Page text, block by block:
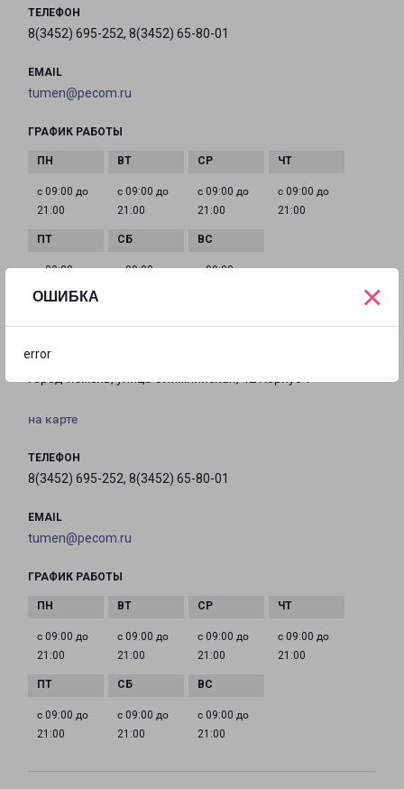
ОШИБКА
error
×
ТЕЛЕФОН
8(3452) 695-252, 8(3452) 65-80-01
EMAIL
tumen@pecom.ru
ГРАФИК РАБОТЫ
с 09:00 до
21:00
с 09:00 до
21:00
с 09:00 до
21:00
с 09:00 до
21:00
с 09:00 до
21:00
с 09:00 до
с 09:00 до
ТЮМЕНЬ ОЛИМПИЙСКАЯ 42К1
город Тюмень, улица Олимпийская, 42 Корпус 1
на карте
ТЕЛЕФОН
8(3452) 695-252, 8(3452) 65-80-01
EMAIL
tumen@pecom.ru
ГРАФИК РАБОТЫ
с 09:00 до
21:00
с 09:00 до
21:00
с 09:00 до
21:00
с 09:00 до
21:00
с 09:00 до
21:00
с 09:00 до
21:00
с 09:00 до
21:00